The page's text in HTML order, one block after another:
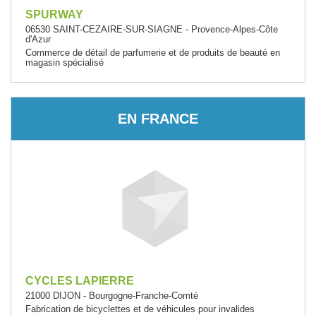
SPURWAY
06530 SAINT-CEZAIRE-SUR-SIAGNE - Provence-Alpes-Côte
d'Azur
Commerce de détail de parfumerie et de produits de beauté en
magasin spécialisé
EN FRANCE
CYCLES LAPIERRE
21000 DIJON - Bourgogne-Franche-Comté
Fabrication de bicyclettes et de véhicules pour invalides